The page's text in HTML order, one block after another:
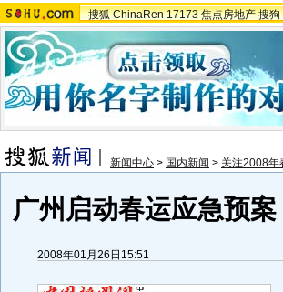
搜狐 ChinaRen 17173 焦点房地产 搜狗
新闻中心 > 国内新闻 > 关注2008年
广州启动春运应急预
2008年01月26日15:51